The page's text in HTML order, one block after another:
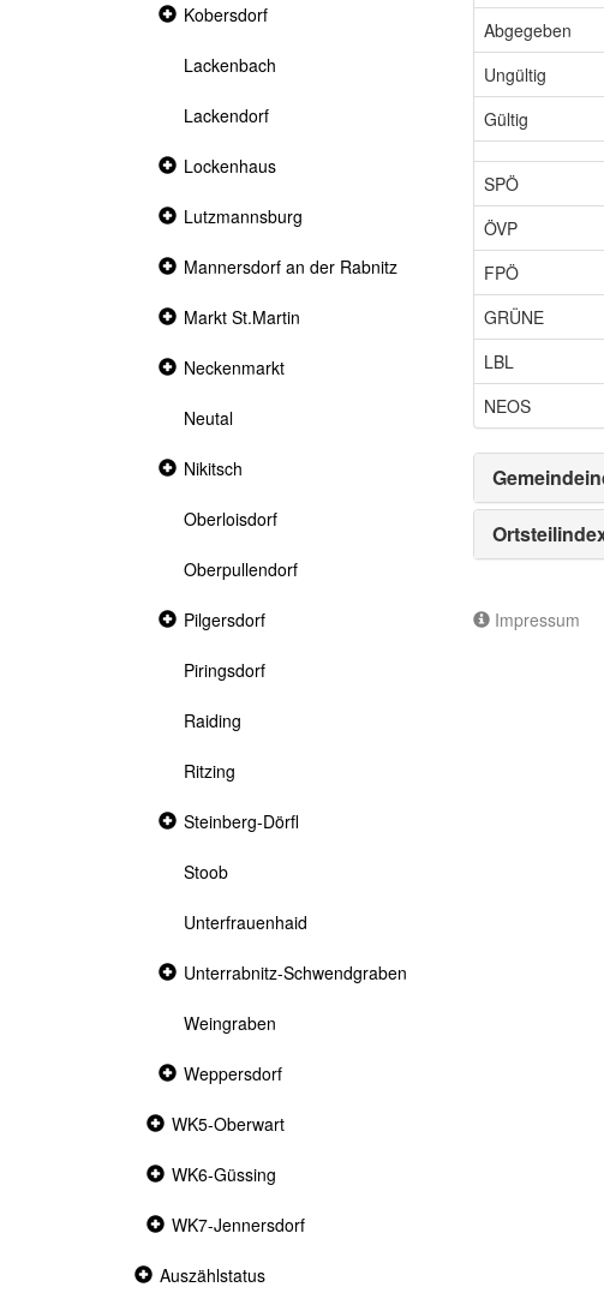
Collapsed
Kobersdorf
Lackenbach
Lackendorf
Collapsed
Lockenhaus
Collapsed
Lutzmannsburg
Collapsed
Mannersdorf an der Rabnitz
Collapsed
Markt St.Martin
Collapsed
Neckenmarkt
Neutal
Collapsed
Nikitsch
Oberloisdorf
Oberpullendorf
Collapsed
section
Pilgersdorf
Piringsdorf
Raiding
Ritzing
Collapsed
Steinberg-Dörfl
Stoob
Unterfrauenhaid
Collapsed
Unterrabnitz-Schwendgraben
Weingraben
Collapsed
section
Weppersdorf
Collapsed
WK5-Oberwart
Collapsed
WK6-Güssing
Collapsed
WK7-Jennersdorf
Collapsed
Auszählstatus
Abgegeben
Ungültig
Gültig
SPÖ
ÖVP
FPÖ
GRÜNE
LBL
NEOS
Impressum